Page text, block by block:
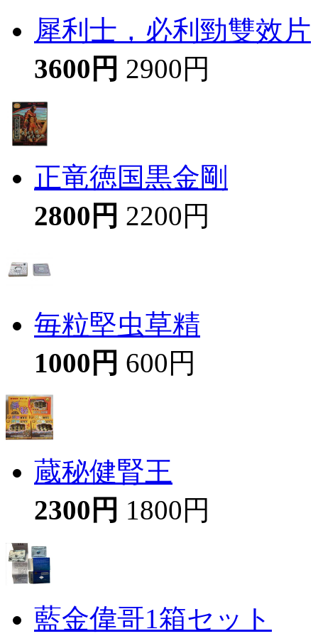
犀利士，必利勁雙效片
3600円 2900円
正竜徳国黒金剛
2800円 2200円
毎粒堅虫草精
1000円 600円
蔵秘健腎王
2300円 1800円
藍金偉哥1箱セット